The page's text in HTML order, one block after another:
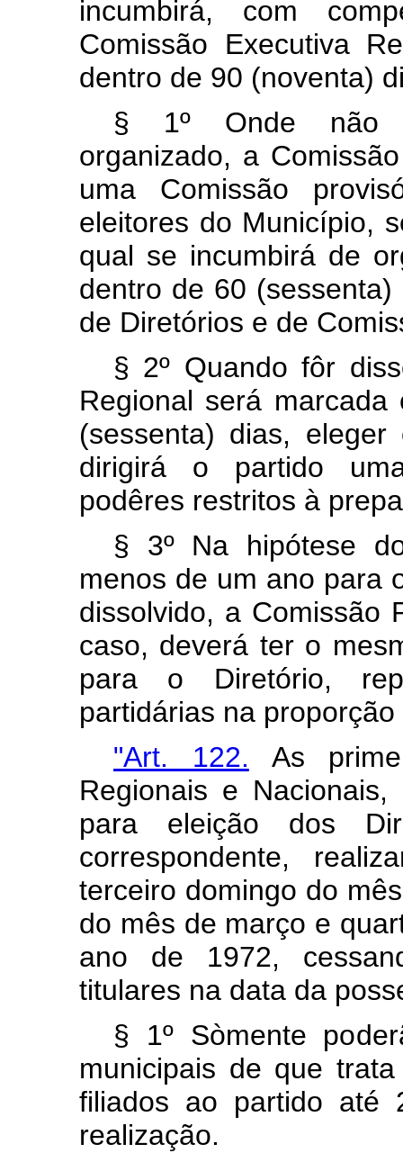
incumbirá, com
Comissão Executiva
dentro de 90 (noventa)
§ 1º Onde não
organizado, a
uma Comissão
eleitores do Município,
qual se incumbirá de
dentro de 60
de Diretórios e de
§ 2º Quando fôr
Regional será
(sessenta) dias,
dirigirá o partido
podêres restritos à
§ 3º Na hipótese
menos de um ano para
dissolvido, a Comissão
caso, deverá ter o
para o Diretório,
partidárias na
"Art. 122. As
Regionais e
para eleição dos
correspondente,
terceiro domingo do
do mês de março e
ano de 1972,
titulares na data da
§ 1º Sòmente
municipais de que
filiados ao partido até
realização.